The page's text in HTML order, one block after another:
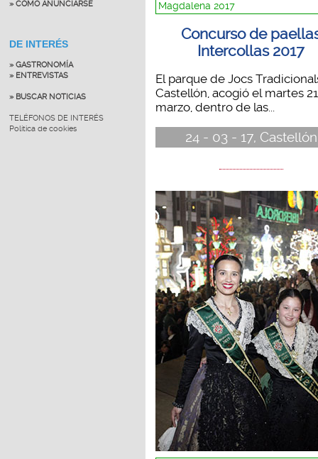
» CÓMO ANUNCIARSE
DE INTERÉS
» GASTRONOMÍA
» ENTREVISTAS
» BUSCAR NOTICIAS
TELÉFONOS DE INTERÉS
Política de cookies
Magdalena 2017
Concurso de
Intercollas 2017
El parque de Jocs
Castellón, acogió el martes
marzo, dentro de las...
24 - 03 - 17, Castellón